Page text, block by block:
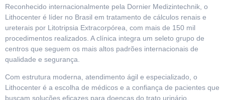
Reconhecido internacionalmente pela Dornier Medizintechnik, o
Lithocenter é líder no Brasil em tratamento de cálculos renais e
ureterais por Litotripsia Extracorpórea, com mais de 150 mil
procedimentos realizados. A clínica integra um seleto grupo de
centros que seguem os mais altos padrões internacionais de
qualidade e segurança.
Com estrutura moderna, atendimento ágil e especializado, o
Lithocenter é a escolha de médicos e a confiança de pacientes que
buscam soluções eficazes para doenças do trato urinário.